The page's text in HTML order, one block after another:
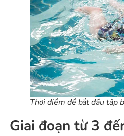
Thời điểm để bắt đầu tập
Giai đoạn từ 3